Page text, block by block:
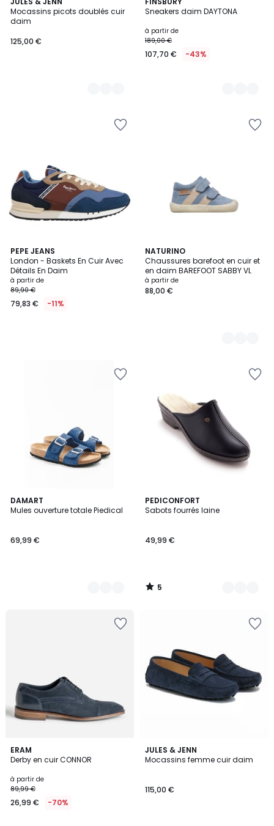
Mocassins picots doublés cuir
daim
125,00 €
3
Couleurs
Sneakers daim DAYTONA
à partir de
189,00 €
107,70 € -43%
3
Couleurs
PEPE JEANS
London - Baskets En Cuir Avec
Détails En Daim
à partir de
89,90 €
79,83 € -11%
NATURINO
Chaussures barefoot en cuir et
en daim BAREFOOT SABBY VL
à partir de
88,00 €
2
Couleurs
DAMART
Mules ouverture totale Piedical
69,99 €
2
Couleurs
PEDICONFORT
Sabots fourrés laine
49,99 €
5
/
2
Couleurs
5
/
ERAM
Derby en cuir CONNOR
à partir de
89,99 €
26,99 € -70%
3
Couleurs
JULES & JENN
Mocassins femme cuir daim
115,00 €
3
Couleurs